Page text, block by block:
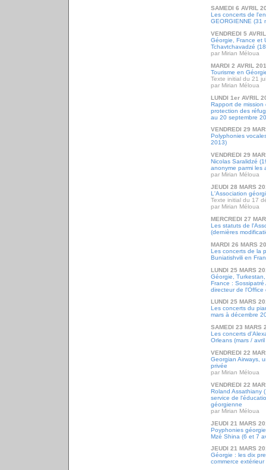
SAMEDI 6 AVRIL
Les concerts de
GEORGIENNE (31
VENDREDI 5
Géorgie, France et
Tchavtchavadzé
par Mirian Méloua
MARDI 2 AVRIL
Tourisme en
Texte initial du 21
par Mirian Méloua
LUNDI 1er AVRIL
Rapport de mission
protection des
au 20 septembre
VENDREDI 29
Polyphonies
2013)
VENDREDI 29
Nicolas Saralidzé
anonyme parmi les
par Mirian Méloua
JEUDI 28 MARS
L'Association
Texte initial du 17
par Mirian Méloua
MERCREDI 27
Les statuts de
(dernières
MARDI 26 MARS
Les concerts de la
Buniatishvili en
LUNDI 25 MARS
Géorgie,
France :
directeur de l'Office
LUNDI 25 MARS
Les concerts du
mars à décembre
SAMEDI 23 MARS
Les concerts
Orleans (mars /
VENDREDI 22
Georgian Airways,
privée
par Mirian Méloua
VENDREDI 22
Roland Assathiany
service de
géorgienne
par Mirian Méloua
JEUDI 21 MARS
Poyphonies
Mzé Shina (6 et 7
JEUDI 21 MARS
Géorgie : les dix
commerce extérieur